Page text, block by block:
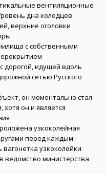
вентиляционные
дна колодцев
верхние оголовки
с собственными
дорогой, идущей вдоль
сетью Русского
он моментально стал
он и является
узкоколейная
перед каждым
узкоколейки
ведомство министерства